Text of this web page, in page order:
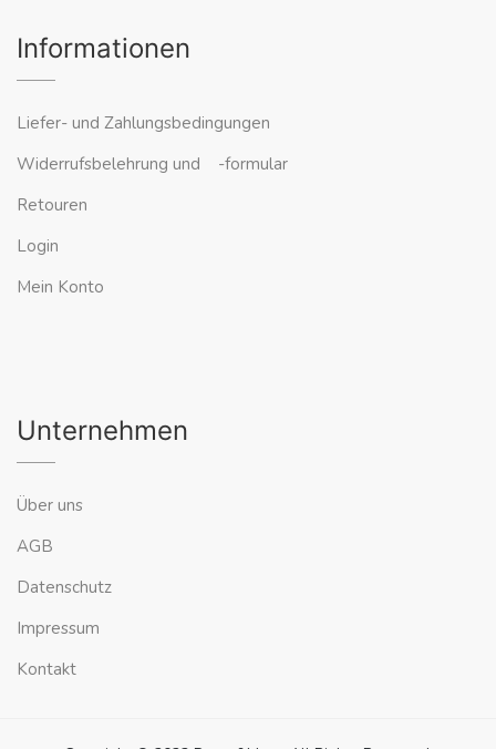
Informationen
Liefer- und Zahlungsbedingungen
Widerrufsbelehrung und -formular
Retouren
Login
Mein Konto
Unternehmen
Über uns
AGB
Datenschutz
Impressum
Kontakt